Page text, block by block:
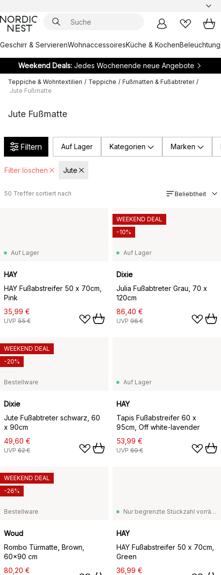
Geschirr & ServierenWohnaccessoiresKüche & KochenBeleuchtung
Weekend Deals:Jedes Wochenende neue Angebote
Teppiche & Wohntextilien / Teppiche / Fußmatten & Fußabtreter /
Jute Fußmatte
Jute Fußmatte
Filtern Auf Lager Kategorien Marken
Filter löschen Jute
50 Treffer sortiert nach Beliebtheit
Auf Lager
HAY
HAY Fußabstreifer 50 x 70cm,
Pink
35,99 €
UVP 55 €
Auf Lager
Dixie
Julia Fußabtreter Grau, 70 x
120cm
86,40 €
UVP 96 €
WEEKEND DEAL
-10%
Bestellware
Dixie
Jute Fußabtreter schwarz, 60
x 90cm
49,60 €
UVP 62 €
WEEKEND DEAL
-20%
Auf Lager
HAY
Tapis Fußabstreifer 60 x
95cm, Off white-lavender
53,99 €
UVP 69 €
Bestellware
Woud
Rombo Türmatte, Brown,
60x90 cm
80,20 €
WEEKEND DEAL
-26%
Nur begrenzte Stückzahl vorrätig
HAY
HAY Fußabstreifer 50 x 70cm,
Green
36,99 €